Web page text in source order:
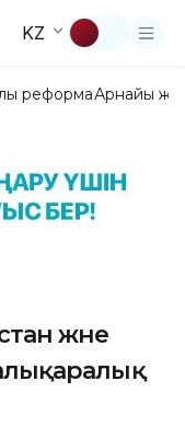
KZ
реформаАрнайы
және